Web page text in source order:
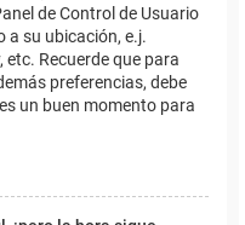
de Control de Usuario
a su ubicación, e.j.
etc. Recuerde que para
preferencias, debe
un buen momento para